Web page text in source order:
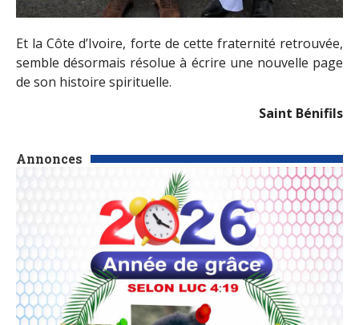
Annonces
Et la Côte d’Ivoire, forte de cette fraternité retrouvée,
semble désormais résolue à écrire une nouvelle page
de son histoire spirituelle.
Saint Bénifils